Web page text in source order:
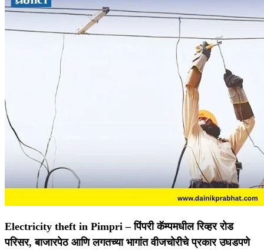
Electricity theft in Pimpri –पिंपरी कॅम्पमधील रिव्हर रोड
परिसर, बाजारपेठ आणि लगतच्या भागांत वीजचोरीचे प्रकार उघडपणे